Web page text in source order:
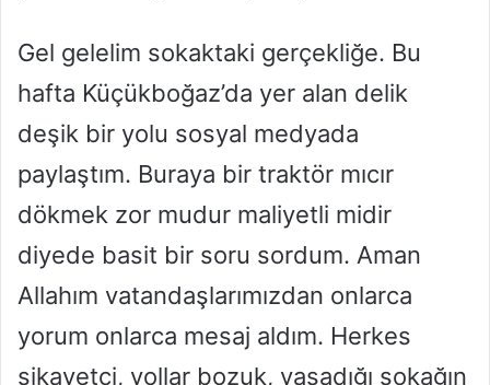
Gel gelelim sokaktaki gerçekliğe. Bu
hafta Küçükboğaz’da yer alan delik
deşik bir yolu sosyal medyada
paylaştım. Buraya bir traktör mıcır
dökmek zor mudur maliyetli midir
diyede basit bir soru sordum. Aman
Allahım vatandaşlarımızdan onlarca
yorum onlarca mesaj aldım. Herkes
şikayetçi, yollar bozuk, yaşadığı sokağın